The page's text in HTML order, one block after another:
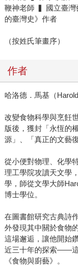
鞭神老師 ▍ 國立臺灣
的臺灣史》作者
（按姓氏筆畫序）
作者
哈洛德．馬基（
改變食物科學與烹飪
版後，獲封「永恆的
源」、「真正的文藝
從小便對物理、化學
理工學院攻讀天文學
學，師從文學大師
博士學位。
在圖書館研究古典詩
外發現其中關於食物
這場邂逅，讓他開始
近三十年的探索——這
《食物與廚藝》。